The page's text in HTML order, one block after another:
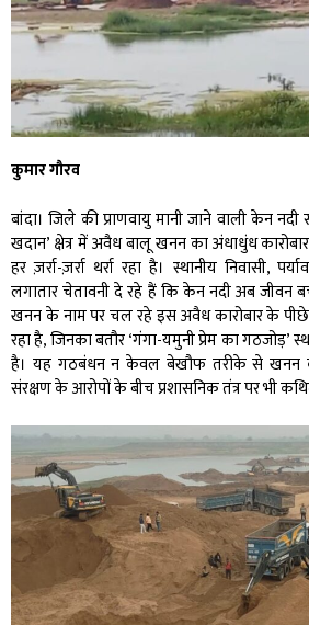
कुमार गौरव
बांदा। जिले की प्राणवायु मानी जाने वाली केन
खदान’ क्षेत्र में अवैध बालू खनन का अंधाधुंध
हर ज़र्रा-ज़र्रा थर्रा रहा है। स्थानीय निवासी,
लगातार चेतावनी दे रहे हैं कि केन नदी अब जीवन
खनन के नाम पर चल रहे इस अवैध कारोबार के
रहा है, जिनका बतौर ‘गंगा-यमुनी प्रेम का गठजोड़’
है। यह गठबंधन न केवल बेखौफ तरीके से खनन
संरक्षण के आरोपों के बीच प्रशासनिक तंत्र पर भी